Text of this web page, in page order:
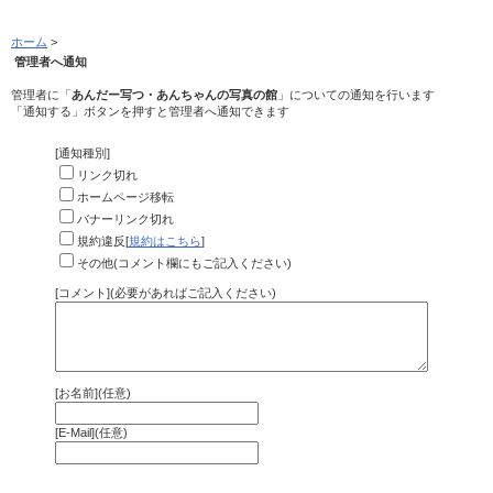
ホーム >
管理者へ通知
管理者に「あんだー写つ・あんちゃんの写真の館 」についての通知を行います
「通知する」ボタンを押すと管理者へ通知できます
[通知種別]
リンク切れ
ホームページ移転
バナーリンク切れ
規約違反[規約はこちら]
その他(コメント欄にもご記入ください)
[コメント](必要があればご記入ください)
[お名前](任意)
[E-Mail](任意)